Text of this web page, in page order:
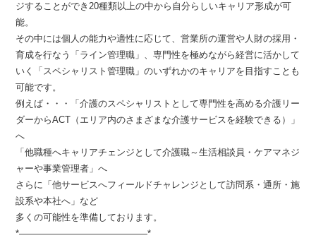
ジすることができ20種類以上の中から自分らしいキャリア形成が可
能。
その中には個人の能力や適性に応じて、営業所の運営や人財の採用・
育成を行なう「ライン管理職」、専門性を極めながら経営に活かして
いく「スペシャリスト管理職」のいずれかのキャリアを目指すことも
可能です。
例えば・・・「介護のスペシャリストとして専門性を高める介護リー
ダーからACT（エリア内のさまざまな介護サービスを経験できる）」
へ
「他職種へキャリアチェンジとして介護職～生活相談員・ケアマネジ
ャーや事業管理者」へ
さらに「他サービスへフィールドチャレンジとして訪問系・通所・施
設系や本社へ」など
多くの可能性を準備しております。
*――――――――――――――*